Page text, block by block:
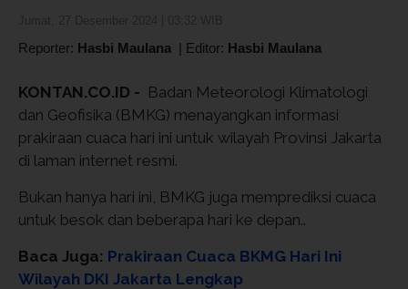
Reporter: Hasbi Maulana | Editor: Hasbi Maulana
KONTAN.CO.ID - Badan Meteorologi Klimatologi
dan Geofisika (BMKG) menayangkan informasi
prakiraan cuaca hari ini untuk wilayah Provinsi Jakarta
di laman internet resmi.
Bukan hanya hari ini, BMKG juga memprediksi cuaca
untuk besok dan beberapa hari ke depan..
Baca Juga: Prakiraan Cuaca BKMG Hari Ini
Wilayah DKI Jakarta Lengkap